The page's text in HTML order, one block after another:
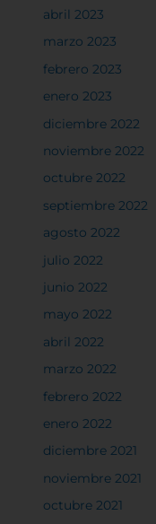
abril 2023
marzo 2023
febrero 2023
enero 2023
diciembre 2022
noviembre 2022
octubre 2022
septiembre 2022
agosto 2022
julio 2022
junio 2022
mayo 2022
abril 2022
marzo 2022
febrero 2022
enero 2022
diciembre 2021
noviembre 2021
octubre 2021